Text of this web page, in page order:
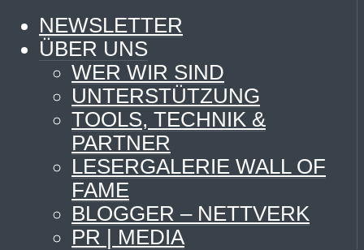
NEWSLETTER
ÜBER UNS
WER WIR SIND
UNTERSTÜTZUNG
TOOLS, TECHNIK &
PARTNER
LESERGALERIE WALL OF
FAME
BLOGGER – NETTVERK
PR | MEDIA